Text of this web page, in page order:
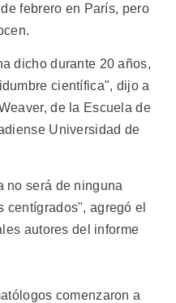
febrero en París, pero
dicho durante 20 años,
científica", dijo a
de la Escuela de
Universidad de
no será de ninguna
centígrados", agregó el
autores del informe
comenzaron a